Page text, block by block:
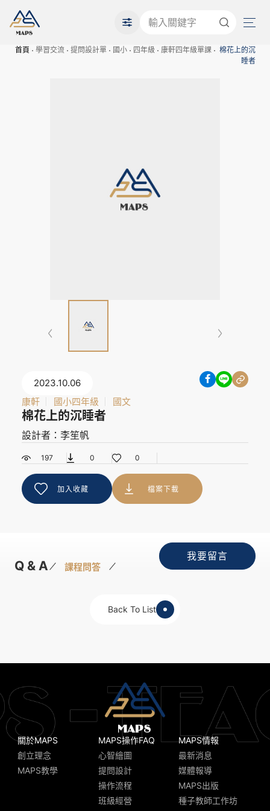
首頁 學習交流 提問設計單 國小 四年級 康軒四年級單課
棉花上的沉
睡者
2023.10.06
康軒
國小四年級 國文
棉花上的沉睡者
設計者：李笙帆
197 0 0
加入收藏 檔案下載
Q & A 課程問答
我要留言
Back To List
關於MAPS
創立理念
MAPS教學
MAPS操作FAQ
心智繪圖
提問設計
操作流程
班級經營
MAPS情報
最新消息
媒體報導
MAPS出版
種子教師工作坊